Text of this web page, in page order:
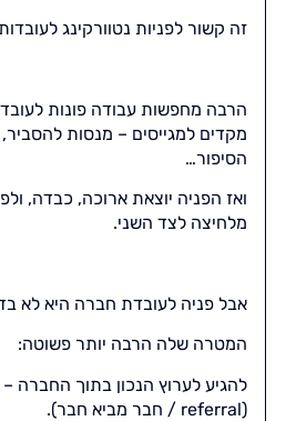
זה קשור לפניות נטוורקינג
הרבה מחפשות עבודה פונות
מקדים למגייסים – מנסות
הסיפור…
ואז הפניה יוצאת ארוכה, כבדה,
מלחיצה לצד השני.
אבל פניה לעובדת חברה היא לא
המטרה שלה הרבה יותר פשוטה:
להגיע לערוץ הנכון בתוך החברה –
(referral / חבר מביא חבר).